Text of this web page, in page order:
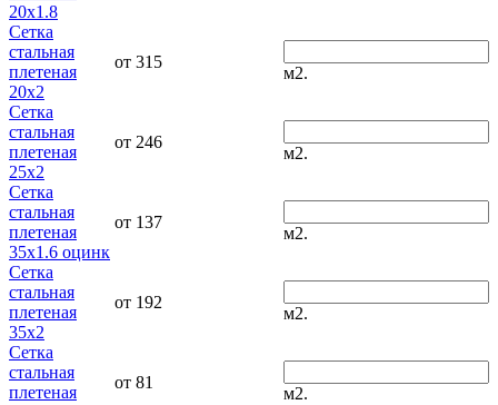
20x1.8
Сетка
стальная
плетеная
20x2
от 315
м2.
Сетка
стальная
плетеная
25x2
от 246
м2.
Сетка
стальная
плетеная
35x1.6 оцинк
от 137
м2.
Сетка
стальная
плетеная
35x2
от 192
м2.
Сетка
стальная
плетеная
от 81
м2.